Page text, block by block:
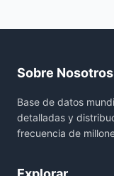
Sobre Nosotros
Base de datos
detalladas y
frecuencia de